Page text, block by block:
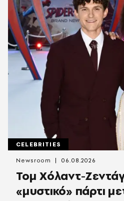
CELEBRITIES
Τομ Χόλαντ-
«μυστικό» πάρτι
Newsroom 06.08.2026